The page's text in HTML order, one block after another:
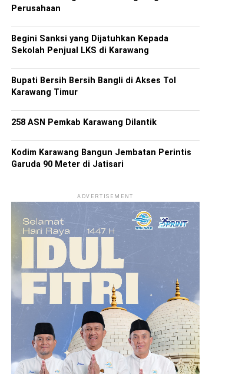
Perusahaan
Begini Sanksi yang Dijatuhkan Kepada
Sekolah Penjual LKS di Karawang
Bupati Bersih Bersih Bangli di Akses Tol
Karawang Timur
258 ASN Pemkab Karawang Dilantik
Kodim Karawang Bangun Jembatan Perintis
Garuda 90 Meter di Jatisari
ADVERTISEMENT